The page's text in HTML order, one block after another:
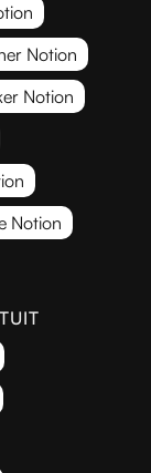
Notion
Notion
Notion